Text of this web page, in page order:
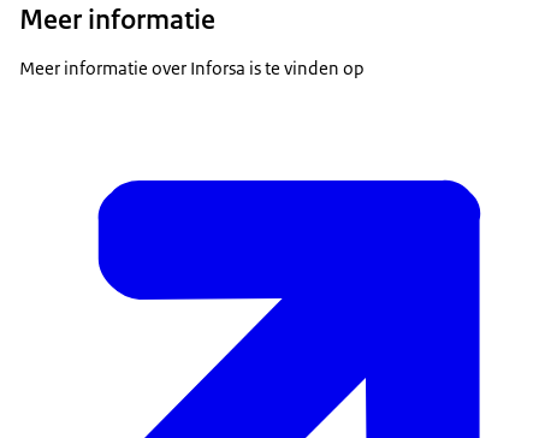
Meer informatie
Meer informatie over Inforsa is te vinden op